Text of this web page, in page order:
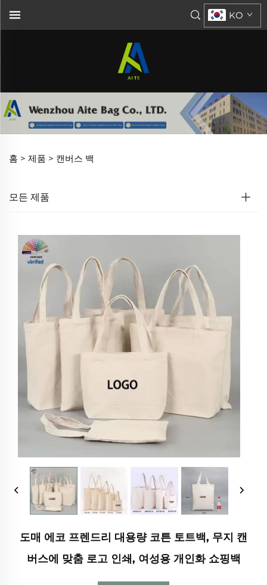
KO
홈 > 제품 > 캔버스 백
모든 제품
도매 에코 프렌드리 대용량 코튼 토트백, 무지 캔
버스에 맞춤 로고 인쇄, 여성용 개인화 쇼핑백